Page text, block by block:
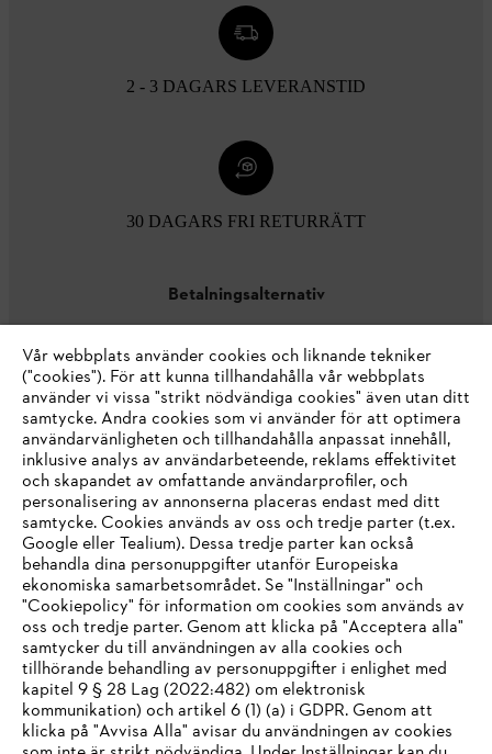
2 - 3 DAGARS LEVERANSTID
30 DAGARS FRI RETURRÄTT
Betalningsalternativ
Företaget
STIHL FAQ
Service
IHR BROWSER WIRD NICHT
UNTERSTÜTZT
Vår webbplats använder cookies och liknande tekniker
("cookies"). För att kunna tillhandahålla vår webbplats
använder vi vissa "strikt nödvändiga cookies" även utan ditt
samtycke. Andra cookies som vi använder för att optimera
användarvänligheten och tillhandahålla anpassat innehåll,
inklusive analys av användarbeteende, reklams effektivitet
och skapandet av omfattande användarprofiler, och
personalisering av annonserna placeras endast med ditt
samtycke. Cookies används av oss och tredje parter (t.ex.
Google eller Tealium). Dessa tredje parter kan också
behandla dina personuppgifter utanför Europeiska
ekonomiska samarbetsområdet. Se "Inställningar" och
"Cookiepolicy" för information om cookies som används av
oss och tredje parter. Genom att klicka på "Acceptera alla"
samtycker du till användningen av alla cookies och
tillhörande behandling av personuppgifter i enlighet med
kapitel 9 § 28 Lag (2022:482) om elektronisk
kommunikation) och artikel 6 (1) (a) i GDPR. Genom att
klicka på "Avvisa Alla" avisar du användningen av cookies